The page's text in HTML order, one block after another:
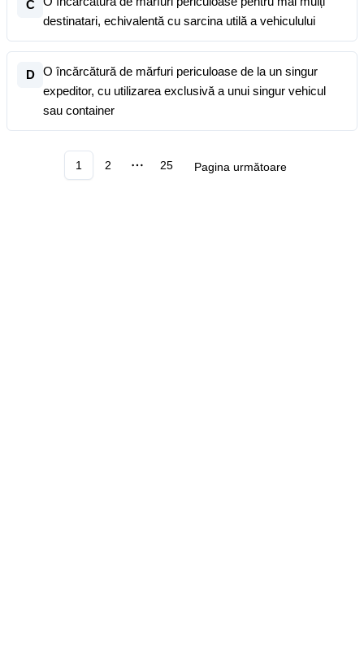
C
destinatari, echivalentă cu sarcina utilă a vehiculului
D
O încărcătură de mărfuri periculoase de la un singur
expeditor, cu utilizarea exclusivă a unui singur vehicul
sau container
1 2
More pages
25 Pagina următoare